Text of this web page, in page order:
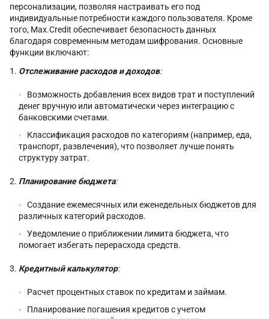
персонализации, позволяя настраивать его под
индивидуальные потребности каждого пользователя. Кроме
того, Max.Credit обеспечивает безопасность данных
благодаря современным методам шифрования. Основные
функции включают:
Отслеживание расходов и доходов:
Возможность добавления всех видов трат и поступлений
денег вручную или автоматически через интеграцию с
банковскими счетами.
Классификация расходов по категориям (например, еда,
транспорт, развлечения), что позволяет лучше понять
структуру затрат.
Планирование бюджета:
Создание ежемесячных или еженедельных бюджетов для
различных категорий расходов.
Уведомление о приближении лимита бюджета, что
помогает избегать перерасхода средств.
Кредитный калькулятор:
Расчет процентных ставок по кредитам и займам.
Планирование погашения кредитов с учетом